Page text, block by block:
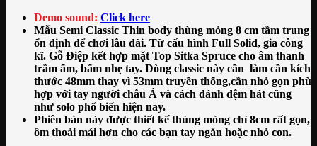
Demo sound: Click here
Mẫu Semi Classic Thin body thùng mỏng 8 cm tầm trung
ổn định để chơi lâu dài. Từ cấu hình Full Solid, gia công
kĩ. Gỗ Điệp kết hợp mặt Top Sitka Spruce cho âm thanh
trầm ấm, bấm nhẹ tay. Dòng classic này cần làm cần kích
thước 48mm thay vì 53mm truyền thống,cần nhỏ gọn phù
hợp với tay người châu Á và cách đánh đệm hát cũng
như solo phổ biến hiện nay.
Phiên bản này được thiết kế thùng mỏng chỉ 8cm rất gọn,
ôm thoải mái hơn cho các bạn tay ngắn hoặc nhỏ con.